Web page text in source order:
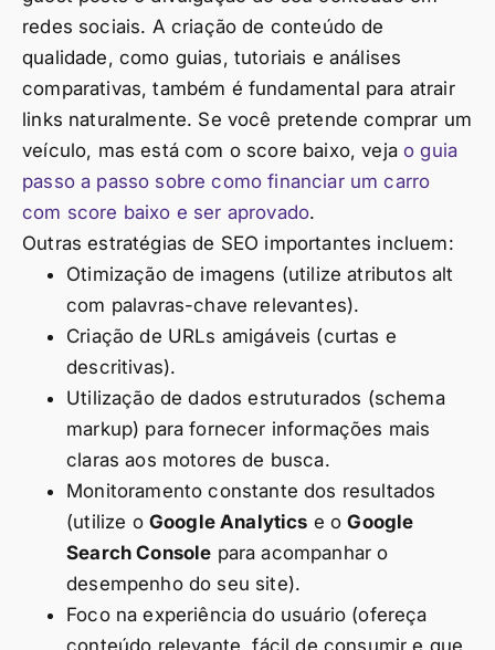
redes sociais. A criação de conteúdo de
qualidade, como guias, tutoriais e análises
comparativas, também é fundamental para atrair
links naturalmente. Se você pretende comprar um
veículo, mas está com o score baixo, vejao guia
passo a passo sobre como financiar um carro
com score baixo e ser aprovado.
Outras estratégias de SEO importantes incluem:
Otimização de imagens (utilize atributos alt
com palavras-chave relevantes).
Criação de URLs amigáveis (curtas e
descritivas).
Utilização de dados estruturados (schema
markup) para fornecer informações mais
claras aos motores de busca.
Monitoramento constante dos resultados
(utilize o Google Analytics e oGoogle
Search Console para acompanhar o
desempenho do seu site).
Foco na experiência do usuário (ofereça
conteúdo relevante, fácil de consumir e que